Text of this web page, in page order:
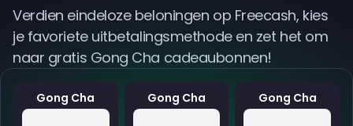
Gong Cha Gong Cha Gong Cha
Verdien eindeloze beloningen op Freecash, kies
je favoriete uitbetalingsmethode en zet het om
naar gratis Gong Cha cadeaubonnen!